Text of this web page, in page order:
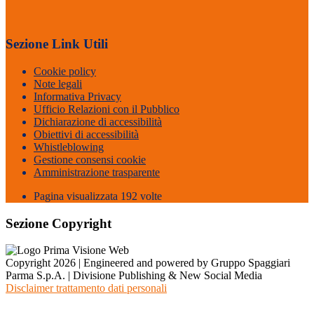
Sezione Link Utili
Cookie policy
Note legali
Informativa Privacy
Ufficio Relazioni con il Pubblico
Dichiarazione di accessibilità
Obiettivi di accessibilità
Whistleblowing
Gestione consensi cookie
Amministrazione trasparente
Pagina visualizzata 192 volte
Sezione Copyright
Copyright 2026 | Engineered and powered by Gruppo Spaggiari
Parma S.p.A. | Divisione Publishing & New Social Media
Disclaimer trattamento dati personali